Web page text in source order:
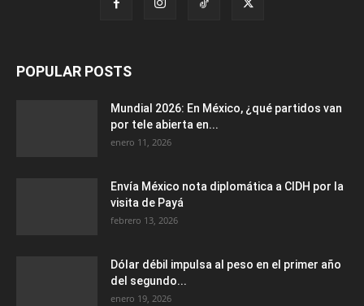
POPULAR POSTS
Mundial 2026: En México, ¿qué partidos van
por tele abierta en...
enero 11, 2026
Envía México nota diplomática a CIDH por la
visita de Payá
febrero 13, 2026
Dólar débil impulsa al peso en el primer año
del segundo...
enero 19, 2026